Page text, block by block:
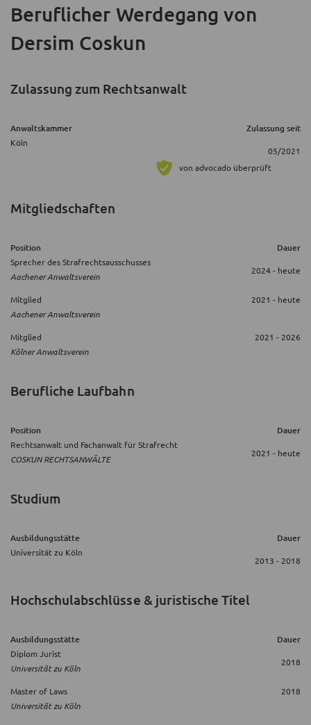
Beruflicher Werdegang von
Dersim Coskun
Zulassung zum Rechtsanwalt
Anwaltskammer Zulassung seit
Köln
05/2021
von advocado überprüft
Mitgliedschaften
Position Dauer
Sprecher des Strafrechtsausschusses
Aachener Anwaltsverein
2024 - heute
Mitglied
Aachener Anwaltsverein
2021 - heute
Mitglied
Kölner Anwaltsverein
2021 - 2026
Berufliche Laufbahn
Position Dauer
Rechtsanwalt und Fachanwalt für Strafrecht
COSKUN RECHTSANWÄLTE
2021 - heute
Studium
Ausbildungsstätte Dauer
Universität zu Köln
2013 - 2018
Hochschulabschlüsse & juristische Titel
Ausbildungsstätte Dauer
Diplom Jurist
Universität zu Köln
2018
Master of Laws
Universität zu Köln
2018